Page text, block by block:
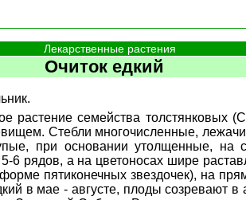
Лекарственные растения
Очиток едкий
растение семейства толстянковых
Стебли многочисленные,
при основании утолщенные, на
6 рядов, а на цветоносах шире
пятиконечных звездочек), на
в мае - августе, плоды созревают в